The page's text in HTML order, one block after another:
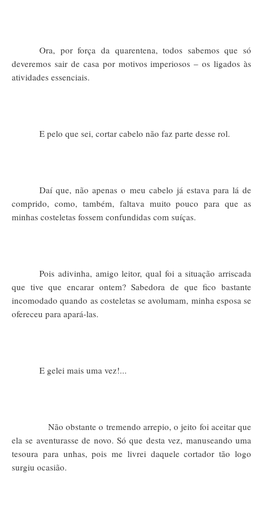
Ora, por força da quarentena, todos sabemos que só
deveremos sair de casa por motivos imperiosos – os ligados às
atividades essenciais.
E pelo que sei, cortar cabelo não faz parte desse rol.
Daí que, não apenas o meu cabelo já estava para lá de
comprido, como, também, faltava muito pouco para que as
minhas costeletas fossem confundidas com suíças.
Pois adivinha, amigo leitor, qual foi a situação arriscada
que tive que encarar ontem? Sabedora de que fico bastante
incomodado quando as costeletas se avolumam, minha esposa se
ofereceu para apará-las.
E gelei mais uma vez!...
Não obstante o tremendo arrepio, o jeito foi aceitar que
ela se aventurasse de novo. Só que desta vez, manuseando uma
tesoura para unhas, pois me livrei daquele cortador tão logo
surgiu ocasião.